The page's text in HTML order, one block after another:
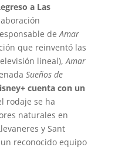
a Las
deAmar
que reinventó las
lineal),Amar
Sueños de
cuenta con un
rodaje se ha
naturales en
y Sant
reconocido equipo